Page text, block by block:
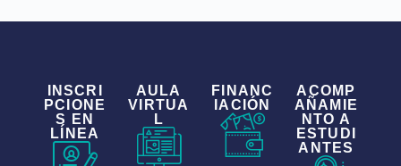
INSCRI
PCIONE
S EN
LÍNEA
AULA
VIRTUA
L
FINANC
IACIÓN
ACOMP
AÑAMIE
NTO A
ESTUDI
ANTES